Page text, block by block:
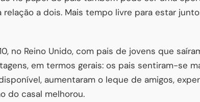
a dois. Mais tempo livre para estar
no Reino Unido, com pais de jovens que
em termos gerais: os pais sentiram-se
aumentaram o leque de amigos,
do casal melhorou.